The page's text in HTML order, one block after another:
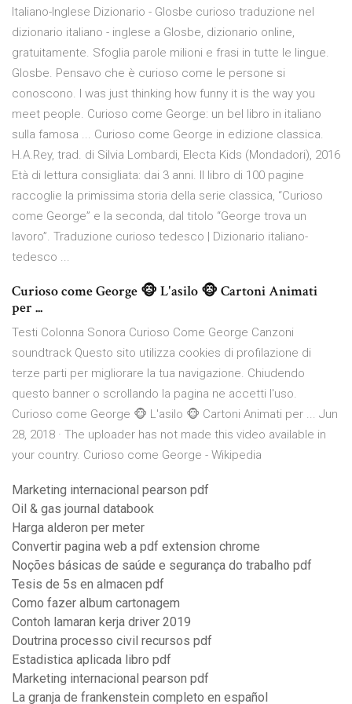
Italiano-Inglese Dizionario - Glosbe curioso traduzione nel
dizionario italiano - inglese a Glosbe, dizionario online,
gratuitamente. Sfoglia parole milioni e frasi in tutte le lingue.
Glosbe. Pensavo che è curioso come le persone si
conoscono. I was just thinking how funny it is the way you
meet people. Curioso come George: un bel libro in italiano
sulla famosa ... Curioso come George in edizione classica.
H.A.Rey, trad. di Silvia Lombardi, Electa Kids (Mondadori), 2016
Età di lettura consigliata: dai 3 anni. Il libro di 100 pagine
raccoglie la primissima storia della serie classica, “Curioso
come George” e la seconda, dal titolo “George trova un
lavoro”. Traduzione curioso tedesco | Dizionario italiano-
tedesco ...
Curioso come George 🐵 L'asilo 🐵 Cartoni Animati
per ...
Testi Colonna Sonora Curioso Come George Canzoni
soundtrack Questo sito utilizza cookies di profilazione di
terze parti per migliorare la tua navigazione. Chiudendo
questo banner o scrollando la pagina ne accetti l'uso.
Curioso come George 🐵 L'asilo 🐵 Cartoni Animati per ... Jun
28, 2018 · The uploader has not made this video available in
your country. Curioso come George - Wikipedia
Marketing internacional pearson pdf
Oil & gas journal databook
Harga alderon per meter
Convertir pagina web a pdf extension chrome
Noções básicas de saúde e segurança do trabalho pdf
Tesis de 5s en almacen pdf
Como fazer album cartonagem
Contoh lamaran kerja driver 2019
Doutrina processo civil recursos pdf
Estadistica aplicada libro pdf
Marketing internacional pearson pdf
La granja de frankenstein completo en español